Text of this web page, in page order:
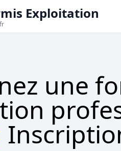
Exploitation
une